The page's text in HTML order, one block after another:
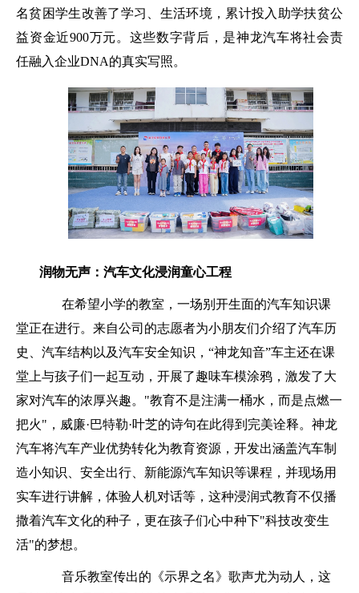
名贫困学生改善了学习、生活环境，累计投入助学扶贫公
益资金近900万元。这些数字背后，是神龙汽车将社会责
任融入企业DNA的真实写照。
润物无声：汽车文化浸润童心工程
在希望小学的教室，一场别开生面的汽车知识课
堂正在进行。来自公司的志愿者为小朋友们介绍了汽车历
史、汽车结构以及汽车安全知识，“神龙知音”车主还在课
堂上与孩子们一起互动，开展了趣味车模涂鸦，激发了大
家对汽车的浓厚兴趣。 "教育不是注满一桶水，而是点燃一
把火" ，威廉·巴特勒·叶芝的诗句在此得到完美诠释。神龙
汽车将汽车产业优势转化为教育资源，开发出涵盖汽车制
造小知识、安全出行、新能源汽车知识等课程，并现场用
实车进行讲解，体验人机对话等，这种浸润式教育不仅播
撒着汽车文化的种子，更在孩子们心中种下"科技改变生
活"的梦想。
音乐教室传出的《示界之名》歌声尤为动人，这